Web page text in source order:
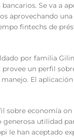
Se va a
aprovechando una
fintechs de
por familia
un perfil
El
sobre economía on
utilidad
le han aceptado